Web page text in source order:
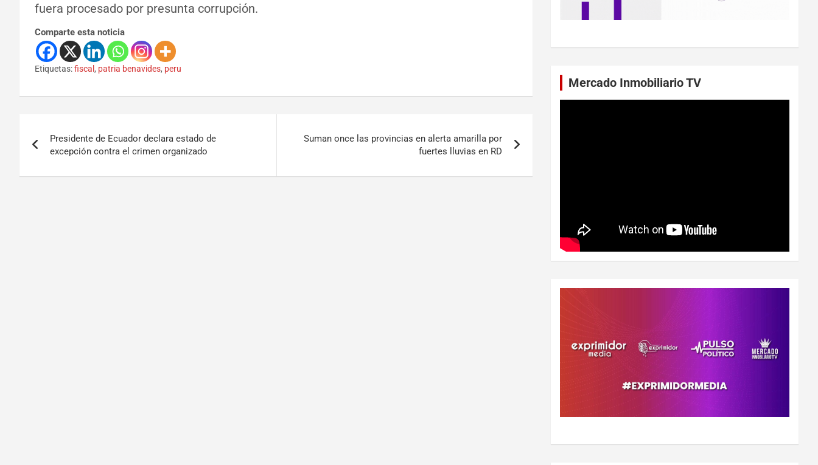
fuera procesado por presunta corrupción.
Comparte esta noticia
Etiquetas:fiscal , patria benavides, peru
Presidente de Ecuador declara estado de
excepción contra el crimen organizado
Suman once las provincias en alerta amarilla por
fuertes lluvias en RD
Mercado Inmobiliario TV